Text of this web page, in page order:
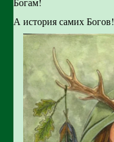
А история самих Богов!